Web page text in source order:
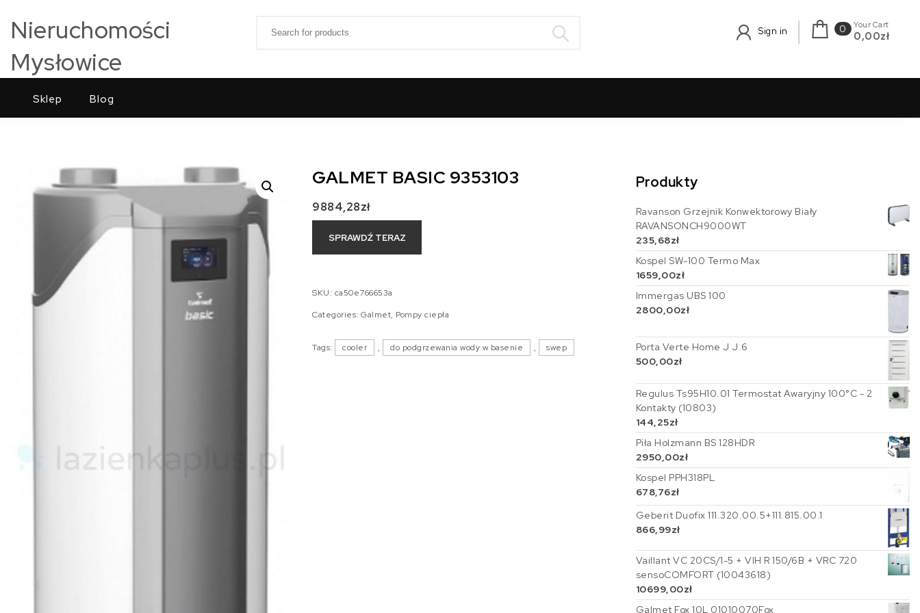
Nieruchomości
Mysłowice
Sign in
0 Your Cart
0,00zł
Sklep Blog
GALMET BASIC 9353103
9884,28zł
SPRAWDŹ TERAZ
SKU: ca50e766653a
Categories:Galmet, Pompy ciepła
Tags: cooler , do podgrzewania wody w basenie , swep
Produkty
Ravanson Grzejnik Konwektorowy Biały
RAVANSONCH9000WT
235,68zł
Kospel SW-100 Termo Max
1659,00zł
Immergas UBS 100
2800,00zł
Porta Verte Home J J.6
500,00zł
Regulus Ts95H10.01 Termostat Awaryjny 100°C - 2
Kontakty (10803)
144,25zł
Piła Holzmann BS 128HDR
2950,00zł
Kospel PPH318PL
678,76zł
Geberit Duofix 111.320.00.5+111.815.00.1
866,99zł
Vaillant VC 20CS/1-5 + VIH R 150/6B + VRC 720
sensoCOMFORT (10043618)
10699,00zł
Galmet Fox 10L 01010070Fox